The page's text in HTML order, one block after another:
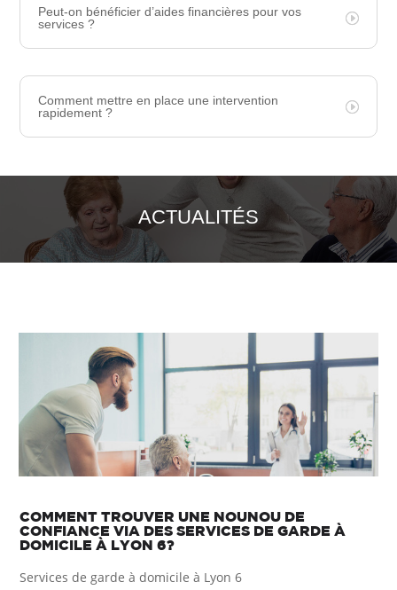
Peut-on bénéficier d’aides financières pour vos
services ?
Comment mettre en place une intervention
rapidement ?
ACTUALITÉS
COMMENT TROUVER UNE NOUNOU DE
CONFIANCE VIA DES SERVICES DE GARDE À
DOMICILE À LYON 6?
Services de garde à domicile à Lyon 6